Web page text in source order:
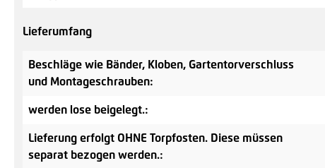
Lieferumfang
Beschläge wie Bänder, Kloben, Gartentorverschluss
und Montageschrauben:
werden lose beigelegt.:
Lieferung erfolgt OHNE Torpfosten. Diese müssen
separat bezogen werden.: